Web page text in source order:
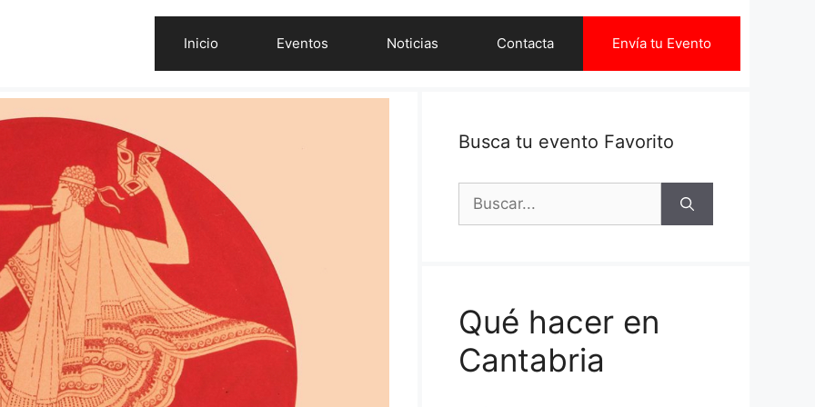
Inicio Eventos Noticias Contacta Envía tu Evento
Busca tu evento Favorito
Buscar:
Qué hacer en
Cantabria